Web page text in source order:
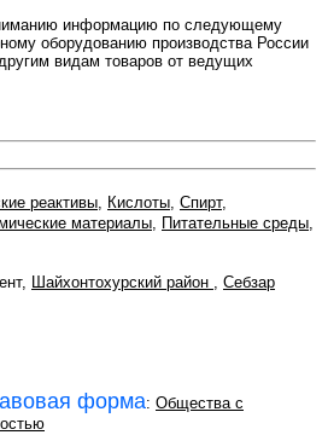
информацию по следующему
оборудованию производства России
видам товаров от ведущих
реактивы, Кислоты, Спирт,
материалы, Питательные среды,
Шайхонтохурский район , Себзар
форма: Общества с